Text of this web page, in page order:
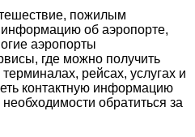
пожилым
информацию об аэропорте,
аэропорты
где можно получить
рейсах, услугах и
контактную информацию
обратиться за